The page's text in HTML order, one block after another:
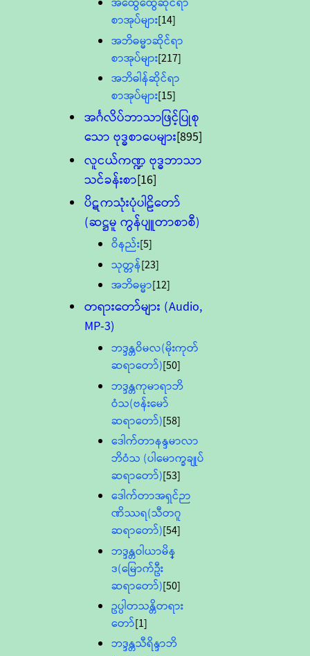
စာအုပ်များ[14]
အဘိဓမ္မာဆိုင်ရာ
စာအုပ်များ[217]
အဘိဓါန်ဆိုင်ရာ
စာအုပ်များ[15]
အင်္ဂလိပ်ဘာသာဖြင့်ပြုစု
သော ဗုဒ္ဓစာပေများ[895]
လူငယ်ကဏ္ဍ ဗုဒ္ဓဘာသာ
သင်ခန်းစာ[16]
ပိဋကသုံးပုံပါဠိတော်
(ဆဋ္ဌမူ ကွန်ပျူတာစာစီ)
ဝိနည်း[5]
သုတ္တန်[23]
အဘိဓမ္မာ[12]
တရားတော်များ (Audio,
MP-3)
ဘဒ္ဒန္တဝိမလ(မိုးကုတ်
ဆရာတော်)[50]
ဘဒ္ဒန္တကုမာရာဘိ
ဝံသ(ဗန်းမော်
ဆရာတော်)[58]
ဒေါက်တာနန္ဒမာလာ
ဘိဝံသ (ပါမောက္ခချုပ်
ဆရာတော်)[53]
ဒေါက်တာအရှင်ဉာ
ဏိဿရ(သီတဂူ
ဆရာတော်)[54]
ဘဒ္ဒန္တဝါယာမိန္
ဒ(မြောက်ဦး
ဆရာတော်)[50]
ဥပ္ပါတသန္တိတရား
တော်[1]
ဘဒ္ဒန္တသီရိန္ဒာဘိ